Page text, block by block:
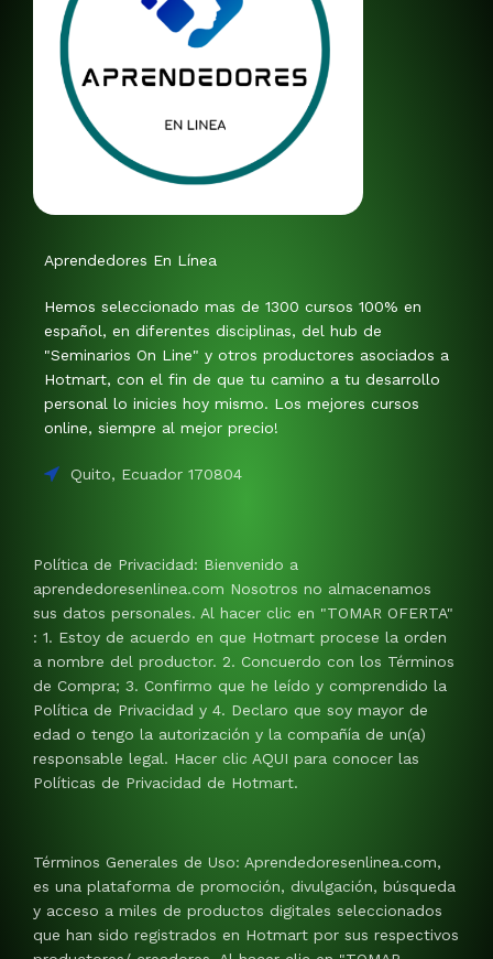
Aprendedores En Línea
Hemos seleccionado mas de 1300 cursos 100% en
español, en diferentes disciplinas, del hub de
"Seminarios On Line" y otros productores asociados a
Hotmart, con el fin de que tu camino a tu desarrollo
personal lo inicies hoy mismo. Los mejores cursos
online, siempre al mejor precio!
Quito, Ecuador 170804
Política de Privacidad: Bienvenido a
aprendedoresenlinea.com Nosotros no almacenamos
sus datos personales. Al hacer clic en "TOMAR OFERTA"
: 1. Estoy de acuerdo en que Hotmart procese la orden
a nombre del productor. 2. Concuerdo con los Términos
de Compra; 3. Confirmo que he leído y comprendido la
Política de Privacidad y 4. Declaro que soy mayor de
edad o tengo la autorización y la compañía de un(a)
responsable legal. Hacer clic AQUI para conocer las
Políticas de Privacidad de Hotmart.
Términos Generales de Uso: Aprendedoresenlinea.com,
es una plataforma de promoción, divulgación, búsqueda
y acceso a miles de productos digitales seleccionados
que han sido registrados en Hotmart por sus respectivos